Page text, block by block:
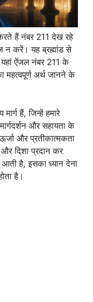
हैं नंबर 211 देख रहे
न करें। यह ब्रह्मांड से
ऐंजल नंबर 211 के
महत्वपूर्ण अर्थ जानने के
हैं, जिन्हें हमारे
और सहायता के
और प्रतीकात्मकता
दिशा प्रदान कर
है, इसका ध्यान देना
है।